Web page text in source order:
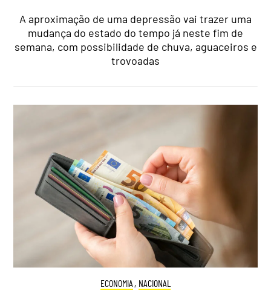
A aproximação de uma depressão vai trazer uma
mudança do estado do tempo já neste fim de
semana, com possibilidade de chuva, aguaceiros e
trovoadas
ECONOMIA , NACIONAL